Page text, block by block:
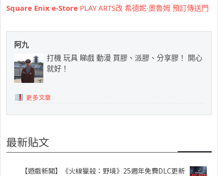
Square Enix e-Store PLAY ARTS改 希德妮·奧魯姆 預訂傳送門
阿九
打機 玩具 睇戲 動漫 買膠、派膠、分享膠！ 開心
就好！
更多文章
最新貼文
【遊戲新聞】《火線獵殺：野境》25週年免費DLC更新